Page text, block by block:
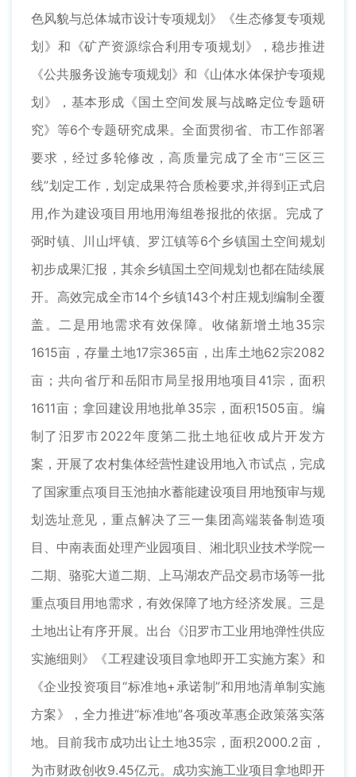
色风貌与总体城市设计专项规划》《生态修复专项规
划》和《矿产资源综合利用专项规划》，稳步推进
《公共服务设施专项规划》和《山体水体保护专项规
划》，基本形成《国土空间发展与战略定位专题研
究》等6个专题研究成果。全面贯彻省、市工作部署
要求，经过多轮修改，高质量完成了全市“三区三
线”划定工作，划定成果符合质检要求,并得到正式启
用,作为建设项目用地用海组卷报批的依据。完成了
弼时镇、川山坪镇、罗江镇等6个乡镇国土空间规划
初步成果汇报，其余乡镇国土空间规划也都在陆续展
开。高效完成全市14个乡镇143个村庄规划编制全覆
盖。二是用地需求有效保障。收储新增土地35宗
1615亩，存量土地17宗365亩，出库土地62宗2082
亩；共向省厅和岳阳市局呈报用地项目41宗，面积
1611亩；拿回建设用地批单35宗，面积1505亩。编
制了汨罗市2022年度第二批土地征收成片开发方
案，开展了农村集体经营性建设用地入市试点，完成
了国家重点项目玉池抽水蓄能建设项目用地预审与规
划选址意见，重点解决了三一集团高端装备制造项
目、中南表面处理产业园项目、湘北职业技术学院一
二期、骆驼大道二期、上马湖农产品交易市场等一批
重点项目用地需求，有效保障了地方经济发展。三是
土地出让有序开展。出台《汨罗市工业用地弹性供应
实施细则》《工程建设项目拿地即开工实施方案》和
《企业投资项目“标准地+承诺制”和用地清单制实施
方案》，全力推进“标准地”各项改革惠企政策落实落
地。目前我市成功出让土地35宗，面积2000.2亩，
为市财政创收9.45亿元。成功实施工业项目拿地即开